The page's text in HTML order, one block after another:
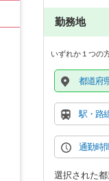
勤務地
いずれか１つの
都道府
駅・路
通勤時
選択された